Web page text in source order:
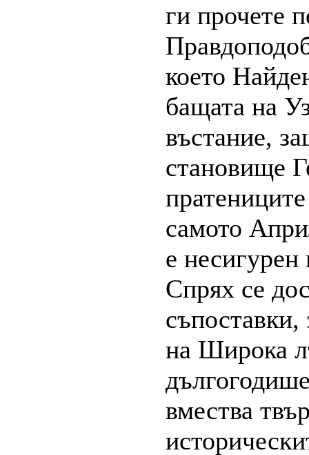
ги прочете
което
бащата на
въстание,
становище
самото
е несигурен
Спрях се
съпоставки,
на Широка
вмества